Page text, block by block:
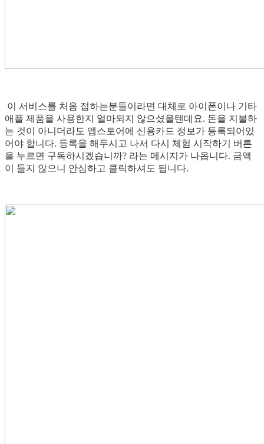
이 서비스를 처음 접하는분들이라면 대체로 아이폰이나 기타
애플 제품을 사용한지 얼마되지 않으셨을텐데요. 돈을 지불하
는 것이 아니더라도 앱스토어에 신용카드 정보가 등록되어있
어야 합니다. 등록을 해두시고 나서 다시 체험 시작하기 버튼
을 누르면 구독하시겠습니까? 라는 메시지가 나옵니다. 금액
이 들지 않으니 안심하고 클릭하셔도 됩니다.